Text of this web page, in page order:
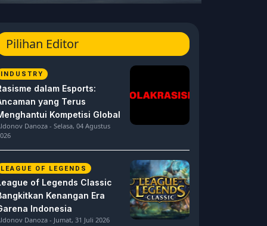
Pilihan Editor
INDUSTRY
dalam Esports:
yang Terus
Kompetisi Global
Danoza - Selasa, 04 Agustus
LEAGUE OF LEGENDS
of Legends Classic
Kenangan Era
Indonesia
Danoza - Jumat, 31 Juli 2026